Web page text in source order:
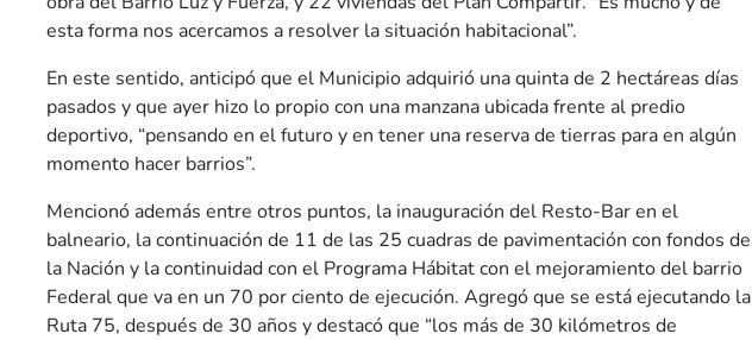
esta forma nos acercamos a resolver la situación habitacional”.
En este sentido, anticipó que el Municipio adquirió una quinta de 2 hectáreas días
pasados y que ayer hizo lo propio con una manzana ubicada frente al predio
deportivo, “pensando en el futuro y en tener una reserva de tierras para en algún
momento hacer barrios”.
Mencionó además entre otros puntos, la inauguración del Resto-Bar en el
balneario, la continuación de 11 de las 25 cuadras de pavimentación con fondos de
la Nación y la continuidad con el Programa Hábitat con el mejoramiento del barrio
Federal que va en un 70 por ciento de ejecución. Agregó que se está ejecutando la
Ruta 75, después de 30 años y destacó que “los más de 30 kilómetros de